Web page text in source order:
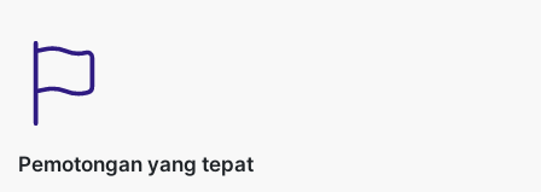
Pemotongan yang tepat
Precision adalah tujuan utama dari desain alat pemotong video
online kami. Input manual untuk pemangkasan, menyesuaikan
rasio aspek untuk dipangkas, dan bahkan pengaturan lanjutan
pada resolusi memastikan bahwa hasil yang diperoleh akurat.